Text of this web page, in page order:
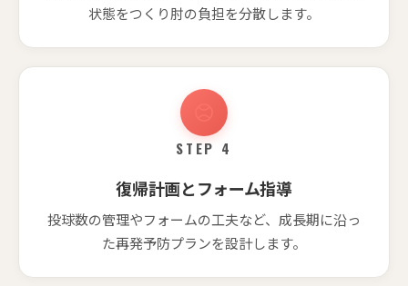
状態をつくり肘の負担を分散します。
STEP 4
復帰計画とフォーム指導
投球数の管理やフォームの工夫など、成長期に沿っ
た再発予防プランを設計します。